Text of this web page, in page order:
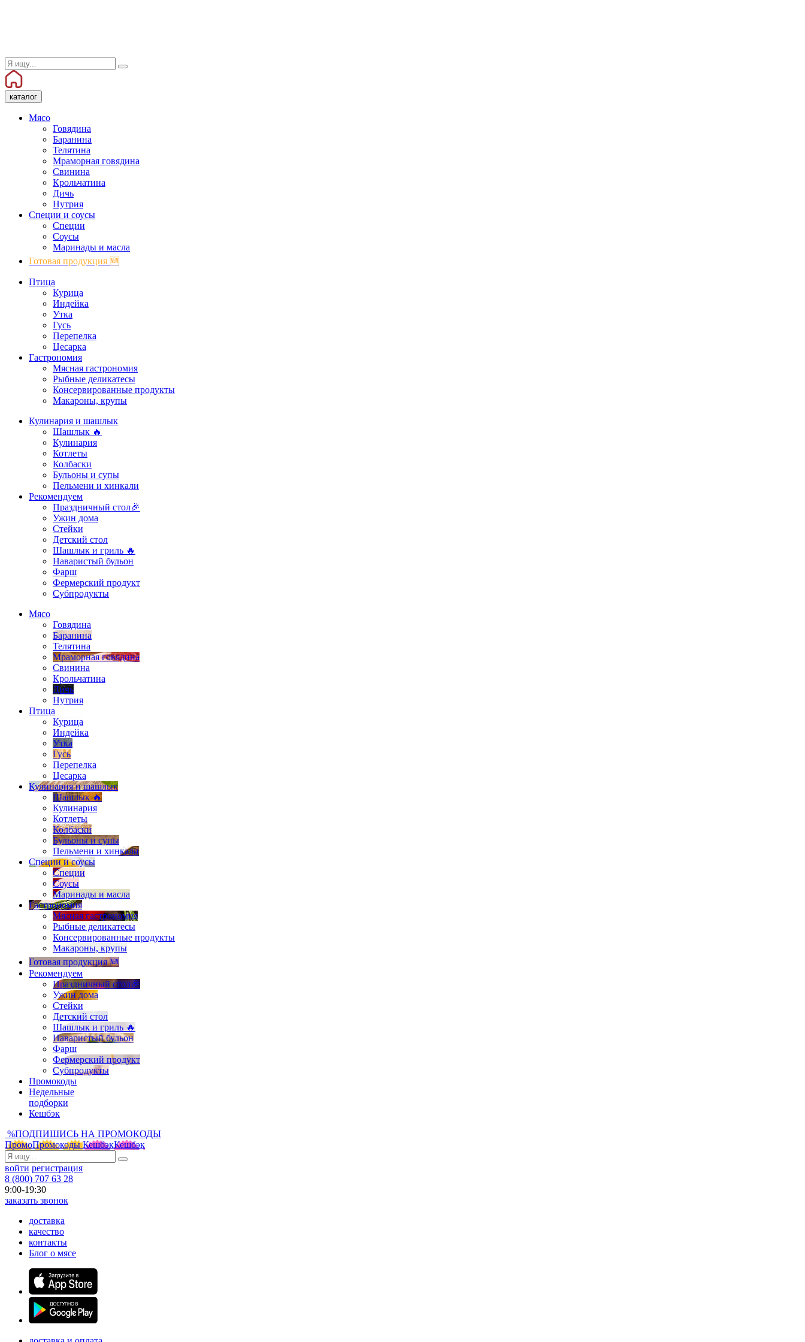
каталог
Мясо
Говядина
Баранина
Телятина
Мраморная говядина
Свинина
Крольчатина
Дичь
Нутрия
Специи и соусы
Специи
Соусы
Маринады и масла
Готовая продукция 🆕
Птица
Курица
Индейка
Утка
Гусь
Перепелка
Цесарка
Гастрономия
Мясная гастрономия
Рыбные деликатесы
Консервированные продукты
Макароны, крупы
Кулинария и шашлык
Шашлык 🔥
Кулинария
Котлеты
Колбаски
Бульоны и супы
Пельмени и хинкали
Рекомендуем
Праздничный стол🎉
Ужин дома
Стейки
Детский стол
Шашлык и гриль 🔥
Наваристый бульон
Фарш
Фермерский продукт
Субпродукты
Мясо
Говядина
Баранина
Телятина
Мраморная говядина
Свинина
Крольчатина
Дичь
Нутрия
Птица
Курица
Индейка
Утка
Гусь
Перепелка
Цесарка
Кулинария и шашлык
Шашлык 🔥
Кулинария
Котлеты
Колбаски
Бульоны и супы
Пельмени и хинкали
Специи и соусы
Специи
Соусы
Маринады и масла
Гастрономия
Мясная гастрономия
Рыбные деликатесы
Консервированные продукты
Макароны, крупы
Готовая продукция 🆕
Рекомендуем
Праздничный стол🎉
Ужин дома
Стейки
Детский стол
Шашлык и гриль 🔥
Наваристый бульон
Фарш
Фермерский продукт
Субпродукты
Промокоды
Недельные
подборки
Кешбэк
%ПОДПИШИСЬ НА ПРОМОКОДЫ
ПромоПромокоды КешбэкКешбэк
войти регистрация
8 (800) 707 63 28
9:00-19:30
заказать звонок
доставка
качество
контакты
Блог о мясе